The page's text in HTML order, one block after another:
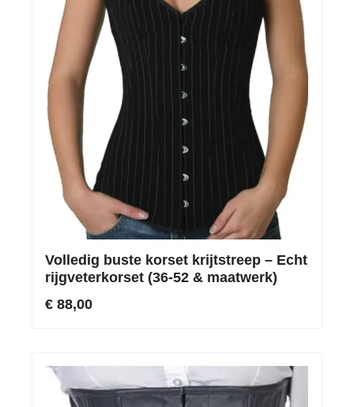
Volledig buste korset krijtstreep – Echt
rijgveterkorset (36-52 & maatwerk)
€ 88,00